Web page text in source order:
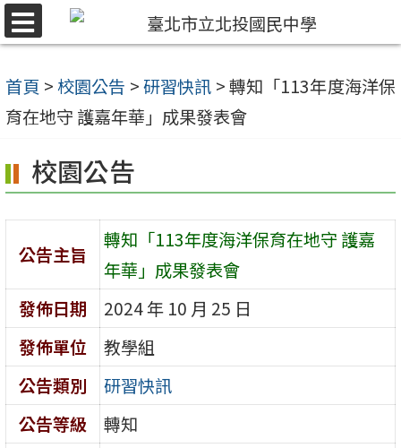
跳
至
主
要
容
區
首頁 >校園公告 >研習快訊 >轉知「113年度海洋保
育在地守 護嘉年華」成果發表會
校園公告
公告主旨
轉知「113年度海洋保育在地守 護嘉
年華」成果發表會
發佈日期
2024 年 10 月 25 日
發佈單位
教學組
公告類別
研習快訊
公告等級
轉知
選
單